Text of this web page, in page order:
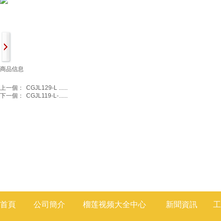
商品信息
上一個：
CGJL129-L ......
下一個：
CGJL119-L-......
首頁 公司簡介 榴莲视频大全中心 新聞資訊